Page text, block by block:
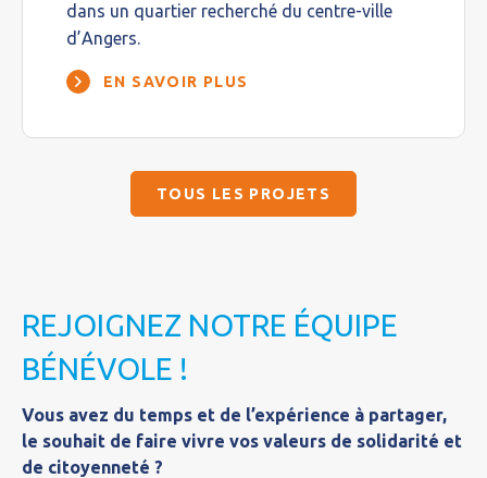
dans un quartier recherché du centre-ville
d’Angers.
EN SAVOIR PLUS
TOUS LES PROJETS
REJOIGNEZ NOTRE ÉQUIPE
BÉNÉVOLE !
Vous avez du temps et de l’expérience à partager,
le souhait de faire vivre vos valeurs de solidarité et
de citoyenneté ?